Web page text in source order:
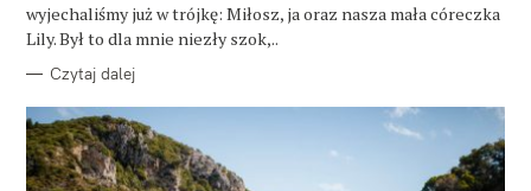
wyjechaliśmy już w trójkę: Miłosz, ja oraz nasza mała córeczka
Lily. Był to dla mnie niezły szok,..
Czytaj dalej